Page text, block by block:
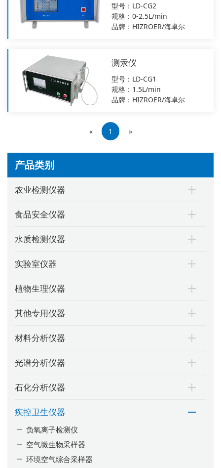
产品类别
农业检测仪器
食品安全仪器
水质检测仪器
实验室仪器
植物生理仪器
其他专用仪器
材料分析仪器
光谱分析仪器
石化分析仪器
疾控卫生仪器
负氧离子检测仪
空气微生物采样器
环境空气综合采样器
型号：LD-CG2
规格：0-2.5L/min
品牌：HIZROER/海卓尔
测汞仪
型号：LD-CG1
规格：1.5L/min
品牌：HIZROER/海卓尔
« 1 »